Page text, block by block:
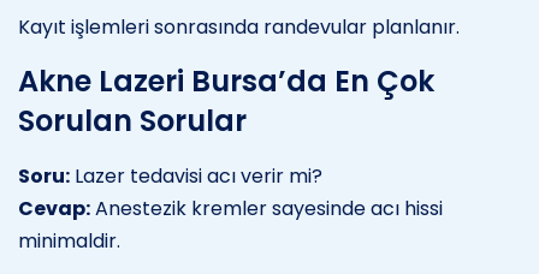
Kayıt işlemleri sonrasında randevular planlanır.
Akne Lazeri Bursa’da En Çok
Sorulan Sorular
Soru: Lazer tedavisi acı verir mi?
Cevap:Anestezik kremler sayesinde acı hissi
minimaldir.